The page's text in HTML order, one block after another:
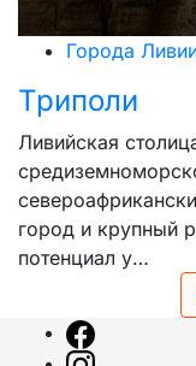
Города
Триполи
Ливийская
город и крупный
потенциал у…